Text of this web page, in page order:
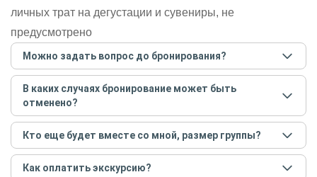
личных трат на дегустации и сувениры, не
предусмотрено
Можно задать вопрос до бронирования?
Достаточно перейти по ссылке «Задать вопрос» и
написать гиду. Платить при этом не нужно. Сначала
согласуйте с гидом интересующие вас вопросы и после
этого бронируйте экскурсию.Задать вопрос.
В каких случаях бронирование может быть
отменено?
Только в случае неблагоприятных погодных условий,
например, если экскурсия на кораблике, а по прогнозу
погоды аномально-сильный ветер. При этом гид
предупредит вас об отмене, а мы вернем предоплату на
Кто еще будет вместе со мной, размер группы?
Если экскурсия индивидуальная, гид проведет встречу
только для вас и вашей компании. Если групповая — на
Как оплатить экскурсию?